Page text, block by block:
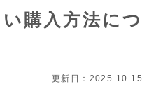
購入方法につ
更新日：2025.10.15